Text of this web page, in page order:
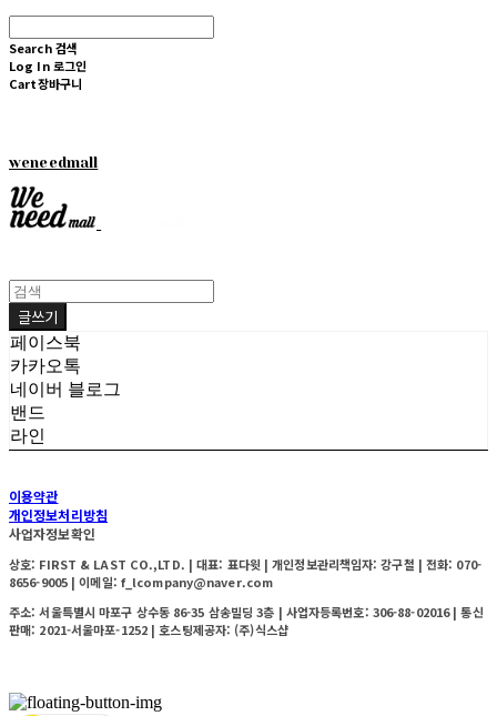
Search 검색
Log In 로그인
Cart장바구니
weneedmall
글쓰기
페이스북
카카오톡
네이버 블로그
밴드
라인
이용약관
개인정보처리방침
사업자정보확인
상호: FIRST & LAST CO.,LTD. | 대표: 표다윗 | 개인정보관리책임자: 강구철 | 전화: 070-
8656-9005 | 이메일: f_lcompany@naver.com
주소: 서울특별시 마포구 상수동 86-35 삼송빌딩 3층 | 사업자등록번호: 306-88-02016| 통신
판매: 2021-서울마포-1252 | 호스팅제공자: (주)식스샵